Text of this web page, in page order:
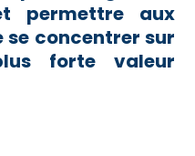
permettre aux
se concentrer sur
forte valeur